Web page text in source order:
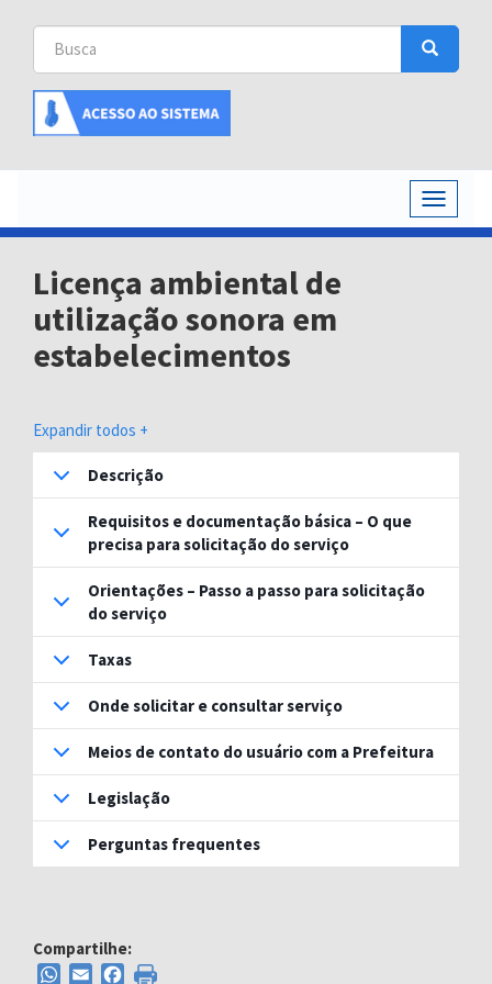
Buscar
Busca
Busca
Toggle
Licença ambiental de
utilização sonora em
estabelecimentos
Expandir todos +
Descrição
Requisitos e documentação básica – O que
precisa para solicitação do serviço
Orientações – Passo a passo para solicitação
do serviço
Taxas
Onde solicitar e consultar serviço
Meios de contato do usuário com a Prefeitura
Legislação
Perguntas frequentes
Compartilhe:
WhatsApp
EmailFacebook